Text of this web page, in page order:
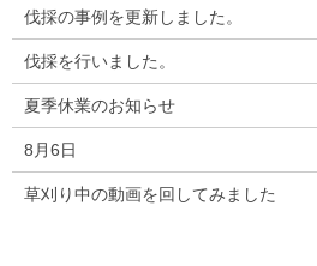
伐採の事例を更新しました。
伐採を行いました。
夏季休業のお知らせ
8月6日
草刈り中の動画を回してみました